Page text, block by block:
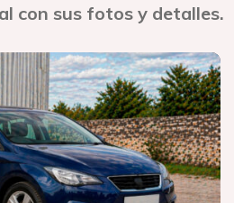
con sus fotos y detalles.